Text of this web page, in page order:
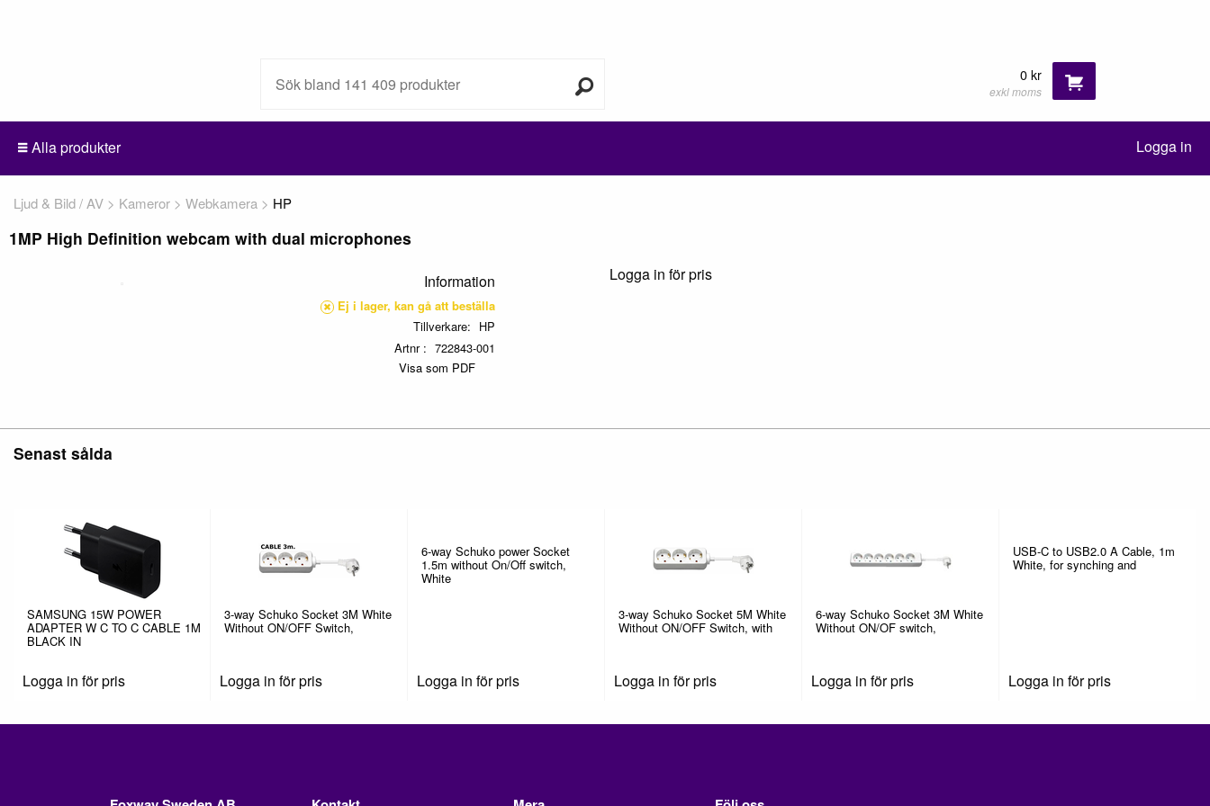
0 kr
exkl moms
Alla produkter Logga in
Ljud & Bild / AV Kameror Webkamera HP
1MP High Definition webcam with dual microphones
Information
Ej i lager, kan gå att beställa
Tillverkare
HP
Artnr
722843-001
Visa som PDF
Logga in för pris
Senast sålda
SAMSUNG 15W POWER
ADAPTER W C TO C CABLE 1M
BLACK IN
Logga in för pris
3-way Schuko Socket 3M White
Without ON/OFF Switch,
Logga in för pris
6-way Schuko power Socket
1.5m without On/Off switch,
White
Logga in för pris
3-way Schuko Socket 5M White
Without ON/OFF Switch, with
Logga in för pris
6-way Schuko Socket 3M White
Without ON/OF switch,
Logga in för pris
USB-C to USB2.0 A Cable, 1m
White, for synching and
Logga in för pris